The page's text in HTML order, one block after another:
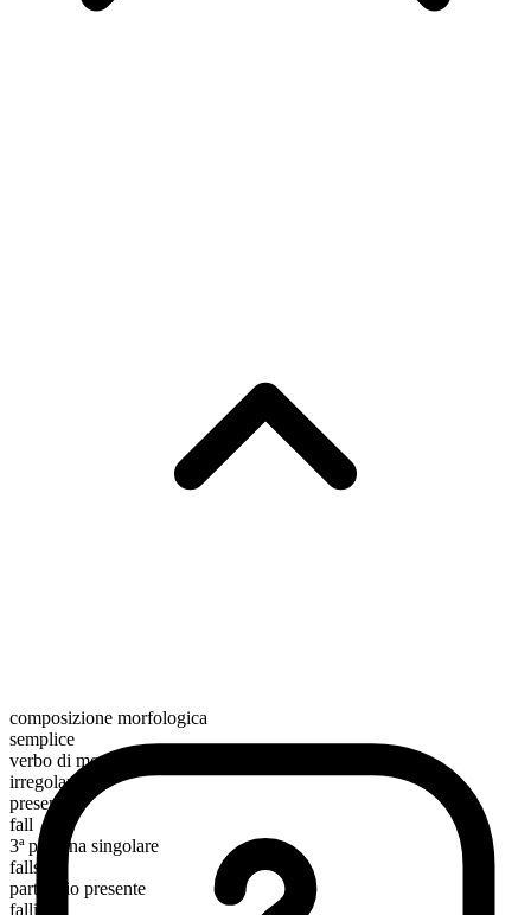
composizione morfologica
semplice
verbo di movimento
irregolare
presente
fall
3ª persona singolare
falls
participio presente
falling